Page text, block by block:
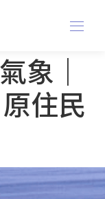
象｜
住民